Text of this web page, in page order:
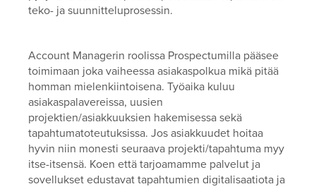
teko- ja suunnitteluprosessin.
Account Managerin roolissa Prospectumilla pääsee
toimimaan joka vaiheessa asiakaspolkua mikä pitää
homman mielenkiintoisena. Työaika kuluu
asiakaspalavereissa, uusien
projektien/asiakkuuksien hakemisessa sekä
tapahtumatoteutuksissa. Jos asiakkuudet hoitaa
hyvin niin monesti seuraava projekti/tapahtuma myy
itse-itsensä. Koen että tarjoamamme palvelut ja
sovellukset edustavat tapahtumien digitalisaatiota ja